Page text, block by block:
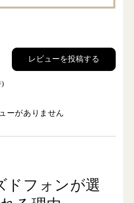
レビューを投稿する
)
ーがありません
ドフォンが選